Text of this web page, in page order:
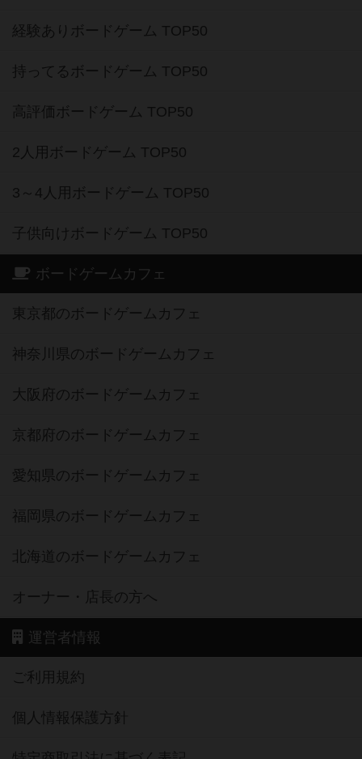
経験ありボードゲーム TOP50
持ってるボードゲーム TOP50
高評価ボードゲーム TOP50
2人用ボードゲーム TOP50
3～4人用ボードゲーム TOP50
子供向けボードゲーム TOP50
ボードゲームカフェ
東京都のボードゲームカフェ
神奈川県のボードゲームカフェ
大阪府のボードゲームカフェ
京都府のボードゲームカフェ
愛知県のボードゲームカフェ
福岡県のボードゲームカフェ
北海道のボードゲームカフェ
オーナー・店長の方へ
運営者情報
ご利用規約
個人情報保護方針